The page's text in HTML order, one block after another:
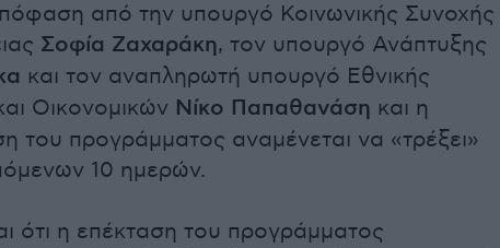
από την υπουργό Κοινωνικής Συνοχής
Σοφία Ζαχαράκη, τον υπουργό Ανάπτυξης
και τον αναπληρωτή υπουργό Εθνικής
Οικονομικών Νίκο Παπαθανάση και η
του προγράμματος αναμένεται να «τρέξει»
10 ημερών.
ότι η επέκταση του προγράμματος